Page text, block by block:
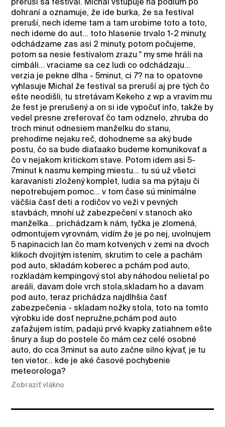
dohraní a oznamuje, že ide burka, že sa festival
preruší, nech ideme tam a tam urobime toto a toto,
nech ideme do aut... toto hlasenie trvalo 1-2 minuty,
odchádzame zas asi 2 minuty, potom počujeme,
potom sa nesie festivalom zrazu " my sme hráli na
cimbáli... vraciame sa cez ludi co odchádzaju...
verzia je pekne dlha - 5minut, ci 7? na to opatovne
vyhlasuje Michal že festival sa preruší aj pre tých čo
ešte neodišli, tu stretávam Kekeho z wp a vravím mu
že fest je prerušený a on si ide vypočuť info, takže by
vedel presne zreferovať čo tam odznelo, zhruba do
troch minut odnesiem manželku do stanu,
prehodíme nejaku reč, dohodneme sa aký bude
postu, čo sa bude diaťaako budeme komunikovať a
čo v nejakom kritickom stave. Potom idem asi 5-
7minut k nasmu kemping miestu... tu sú už všetci
karavanisti zložený komplet, ludia sa ma pýtaju či
nepotrebujem pomoc... v tom čase sú minimálne
väčšia časť deti a rodičov vo veži v pevných
stavbách, mnohí už zabezpečení v stanoch ako
manželka... prichádzam k nám, tyčka je zlomená,
odmontujem vyrovnám, vidím že je po nej, uvolnujem
5 napinacich lan čo mam kotvených v zemi na dvoch
klikoch dvojitým istením, skrutim to cele a pachám
pod auto, skladám koberec a pchám pod auto,
rozkladám kempingový stol aby náhodou nelietal po
areáli, davam dole vrch stola,skladam ho a davam
pod auto, teraz prichádza najdlhšia časť
zabezpečenia - skladam nožky stola, toto na tomto
výrobku ide dosť nepružne,pchám pod auto
zaťažujem istím, padajú prvé kvapky zatiahnem ešte
šnury a šup do postele čo mám cez celé osobné
auto, do cca 3minut sa auto začne silno kývať, je tu
ten vietor... kde je aké časové pochybenie
meteorologa?
Zobraziť vlákno